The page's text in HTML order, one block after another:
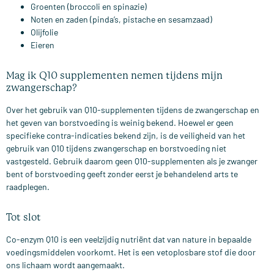
Groenten (broccoli en spinazie)
Noten en zaden (pinda’s, pistache en sesamzaad)
Olijfolie
Eieren
Mag ik Q10 supplementen nemen tijdens mijn
zwangerschap?
Over het gebruik van Q10-supplementen tijdens de zwangerschap en
het geven van borstvoeding is weinig bekend. Hoewel er geen
specifieke contra-indicaties bekend zijn, is de veiligheid van het
gebruik van Q10 tijdens zwangerschap en borstvoeding niet
vastgesteld. Gebruik daarom geen Q10-supplementen als je zwanger
bent of borstvoeding geeft zonder eerst je behandelend arts te
raadplegen.
Tot slot
Co-enzym Q10 is een veelzijdig nutriënt dat van nature in bepaalde
voedingsmiddelen voorkomt. Het is een vetoplosbare stof die door
ons lichaam wordt aangemaakt.